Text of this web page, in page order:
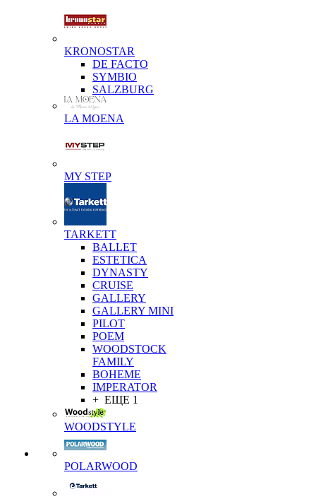
KRONOSTAR
DE FACTO
SYMBIO
SALZBURG
LA MOENA
MY STEP
TARKETT
BALLET
ESTETICA
DYNASTY
CRUISE
GALLERY
GALLERY MINI
PILOT
POEM
WOODSTOCK
FAMILY
BOHEME
IMPERATOR
+ ЕЩЕ 1
WOODSTYLE
POLARWOOD